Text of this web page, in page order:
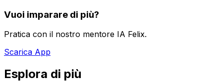
Vuoi imparare di più?
Pratica con il nostro mentore IA Felix.
Scarica App
Esplora di più